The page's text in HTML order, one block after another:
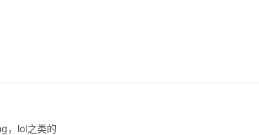
，lol之类的